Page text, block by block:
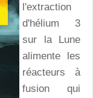
l'extraction
d'hélium 3
sur la Lune
alimente les
réacteurs à
fusion qui